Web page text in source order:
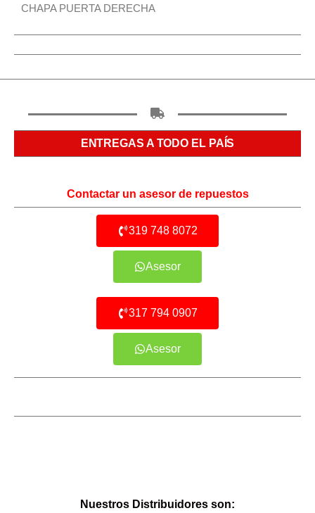
CHAPA PUERTA DERECHA
ENTREGAS A TODO EL PAÍS
Contactar un asesor de repuestos
319 748 8072
Asesor
317 794 0907
Asesor
Nuestros Distribuidores son: